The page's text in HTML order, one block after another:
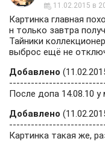
11.02.2015 в
Картинка главная
н только завтра
Тайники
выброс ещё не
Добавлено
После допа 14.08.10 у
Добавлено
Картинка такая же,